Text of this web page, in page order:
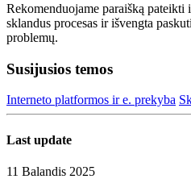
Rekomenduojame paraišką pateikti
sklandus procesas ir išvengta
problemų.
Susijusios temos
Interneto platformos ir e. prekyba
Last update
11 Balandis 2025